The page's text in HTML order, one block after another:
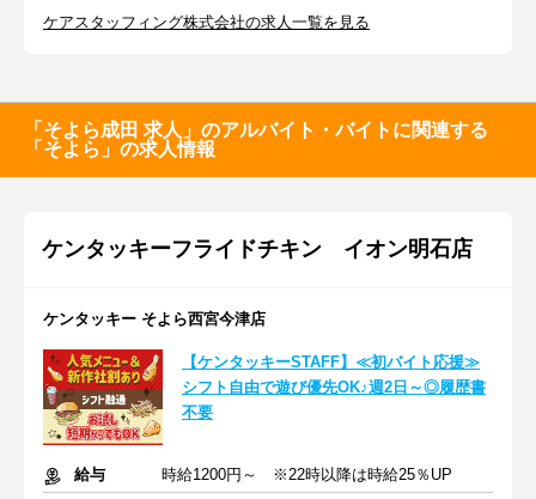
ケアスタッフィング株式会社の求人一覧を見る
「そよら成田 求人」のアルバイト・バイトに関連する
「そよら」の求人情報
ケンタッキーフライドチキン イオン明石店
ケンタッキー そよら西宮今津店
【ケンタッキーSTAFF】≪初バイト応援≫
シフト自由で遊び優先OK♪週2日～◎履歴書
不要
給与
時給1200円～ ※22時以降は時給25％UP